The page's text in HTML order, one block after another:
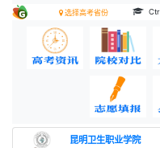
选择高考省份
昆明卫生职业学院